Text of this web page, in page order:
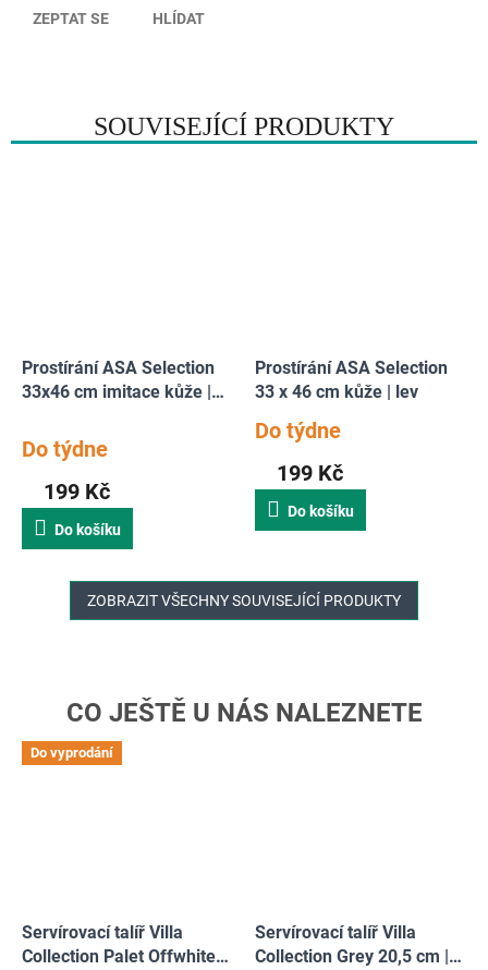
ZEPTAT SE HLÍDAT
SOUVISEJÍCÍ PRODUKTY
Prostírání ASA Selection
33x46 cm imitace kůže |
Do týdne
199 Kč
Do košíku
Prostírání ASA Selection
33 x 46 cm kůže | lev
Průměrné
produktu
je
5,0
z
hvězdiček.
Do týdne
199 Kč
Do košíku
ZOBRAZIT VŠECHNY SOUVISEJÍCÍ PRODUKTY
Do vyprodání
Servírovací talíř Villa
Collection Palet Offwhite
Servírovací talíř Villa
Collection Grey 20,5 cm |